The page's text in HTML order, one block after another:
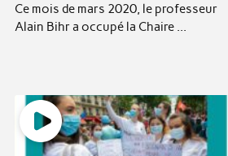
Ce mois de mars 2020, le professeur
Alain Bihr a occupé la Chaire ...